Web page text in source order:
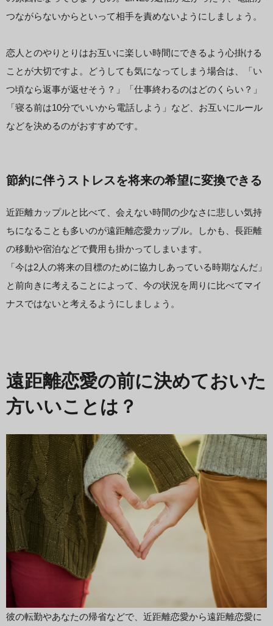
つながらないからといって相手を責めないようにしましょう。
恋人とのやりとりはお互いに楽しい時間にできるよう心掛ける
ことが大切ですよ。どうしても気になってしまう場合は、「い
つ頃なら返事が返せそう？」「仕事終わるのはどのくらい？」
「寝る前は10分でいいから電話しよう」など、お互いにルール
などを決めるのがおすすめです。
節約に伴うストレスを将来の希望に変換できる
近距離カップルと比べて、会えない時間の少なさに悲しい気持
ちになることも多いのが遠距離恋愛カップル。しかも、長距離
の移動や宿泊などで費用も掛かってしまいます。
「今は2人の将来の目標のために協力しあっている時期なんだ」
と前向きに考えることによって、今の状況を周りに比べてマイ
ナスではないと考えるようにしましょう。
遠距離恋愛の前に決めておいた
方いいことは？
彼の転勤やあなたの帰省などで、近距離恋愛から遠距離恋愛に